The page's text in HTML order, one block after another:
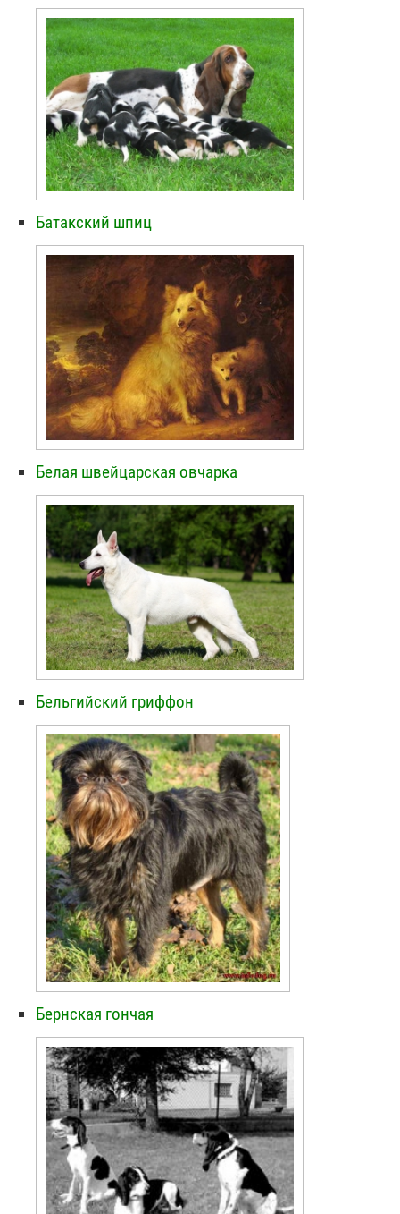
Батакский шпиц
Белая швейцарская овчарка
Бельгийский гриффон
Бернская гончая